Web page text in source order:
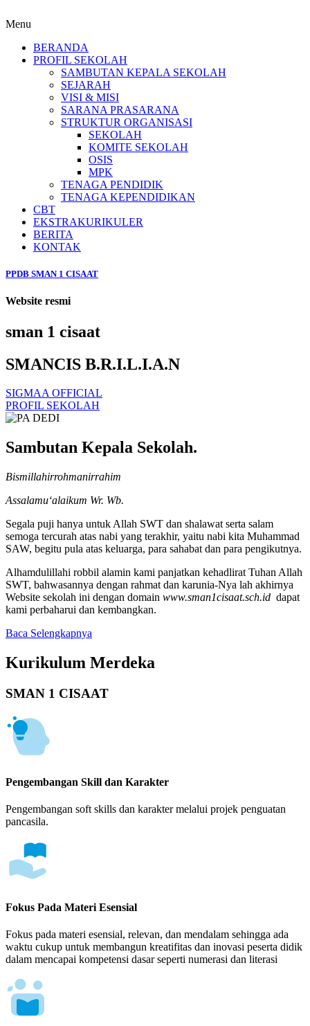
Menu
BERANDA
PROFIL SEKOLAH
SAMBUTAN KEPALA SEKOLAH
SEJARAH
VISI & MISI
SARANA PRASARANA
STRUKTUR ORGANISASI
SEKOLAH
KOMITE SEKOLAH
OSIS
MPK
TENAGA PENDIDIK
TENAGA KEPENDIDIKAN
CBT
EKSTRAKURIKULER
BERITA
KONTAK
PPDB SMAN 1 CISAAT
Website resmi
sman 1 cisaat
SMANCIS B.R.I.L.I.A.N
SIGMAA OFFICIAL
PROFIL SEKOLAH
Sambutan Kepala Sekolah.
Bismillahirrohmanirrahim
Assalamu‘alaikum Wr. Wb.
Segala puji hanya untuk Allah SWT dan shalawat serta salam
semoga tercurah atas nabi yang terakhir, yaitu nabi kita Muhammad
SAW, begitu pula atas keluarga, para sahabat dan para pengikutnya.
Alhamdulillahi robbil alamin kami panjatkan kehadlirat Tuhan Allah
SWT, bahwasannya dengan rahmat dan karunia-Nya lah akhirnya
Website sekolah ini dengan domain www.sman1cisaat.sch.id dapat
kami perbaharui dan kembangkan.
Baca Selengkapnya
Kurikulum Merdeka
SMAN 1 CISAAT
Pengembangan Skill dan Karakter
Pengembangan soft skills dan karakter melalui projek penguatan
pancasila.
Fokus Pada Materi Esensial
Fokus pada materi esensial, relevan, dan mendalam sehingga ada
waktu cukup untuk membangun kreatifitas dan inovasi peserta didik
dalam mencapai kompetensi dasar seperti numerasi dan literasi